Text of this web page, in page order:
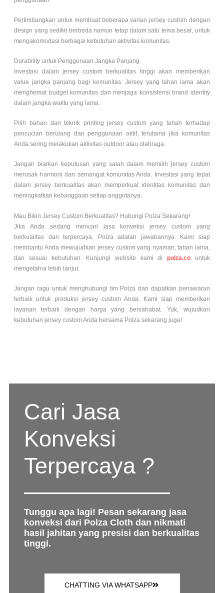
Pertimbangkan untuk membuat beberapa varian jersey custom dengan
design yang sedikit berbeda namun tetap dalam satu tema besar, untuk
mengakomodasi berbagai kebutuhan aktivitas komunitas.
Durability untuk Penggunaan Jangka Panjang
Investasi dalam jersey custom berkualitas tinggi akan memberikan
value jangka panjang bagi komunitas. Jersey yang tahan lama akan
menghemat budget komunitas dan menjaga konsistensi brand identity
dalam jangka waktu yang lama.
Pilih bahan dan teknik printing jersey custom yang tahan terhadap
pencucian berulang dan penggunaan aktif, terutama jika komunitas
Anda sering melakukan aktivitas outdoor atau olahraga.
Jangan biarkan keputusan yang salah dalam memilih jersey custom
merusak harmoni dan semangat komunitas Anda. Investasi yang tepat
dalam jersey berkualitas akan memperkuat identitas komunitas dan
meningkatkan kebanggaan setiap anggotanya.
Mau Bikin Jersey Custom Berkualitas? Hubungi Polza Sekarang!
Jika Anda sedang mencari jasa konveksi jersey custom yang
berkualitas dan terpercaya, Polza adalah jawabannya. Kami siap
membantu Anda mewujudkan jersey custom yang nyaman, tahan lama,
dan sesuai kebutuhan. Kunjungi website kami di polza.co
untuk
mengetahui lebih lanjut.
Jangan ragu untuk menghubungi tim Polza dan dapatkan penawaran
terbaik untuk produksi jersey custom Anda. Kami siap memberikan
layanan terbaik dengan harga yang bersahabat. Yuk, wujudkan
kebutuhan jersey custom Anda bersama Polza sekarang juga!
Cari Jasa
Konveksi
Terpercaya ?
Tunggu apa lagi! Pesan sekarang jasa
konveksi dari Polza Cloth dan nikmati
hasil jahitan yang presisi dan berkualitas
tinggi.
CHATTING VIA WHATSAPP